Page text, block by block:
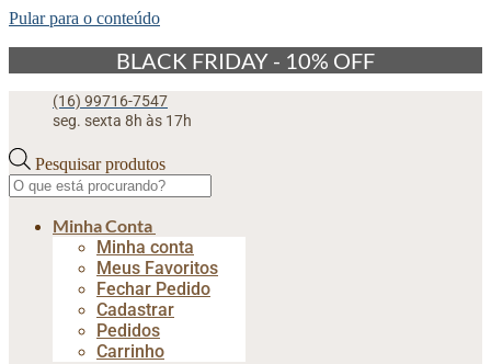
Pular para o conteúdo
BLACK FRIDAY - 10% OFF
(16) 99716-7547
seg. sexta 8h às 17h
Pesquisar produtos
Minha Conta
Minha conta
Meus Favoritos
Fechar Pedido
Cadastrar
Pedidos
Carrinho